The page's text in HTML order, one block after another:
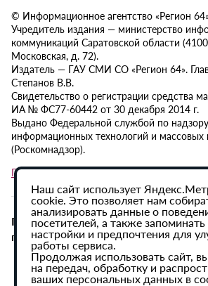
© Информационное агентство «Регион
Учредитель издания — министерство
коммуникаций Саратовской области
Московская, д. 72).
Издатель — ГАУ СМИ СО «Регион 64».
Степанов В.В.
Свидетельство о регистрации средства
ИА № ФС77-60442 от 30 декабря 2014 г.
Выдано Федеральной службой по
информационных технологий и массовых
(Роскомнадзор).
Политика в отношении обработки
При использовании материалов сайта
гиперссылка на ИА «Регион 64»
Наш сайт использует
cookie. Это позволяет нам
анализировать данные о
посетителей, а также
настройки и предпочтения для
работы сервиса.
Продолжая использовать сайт,
на передач, обработку и
ваших персональных данных в